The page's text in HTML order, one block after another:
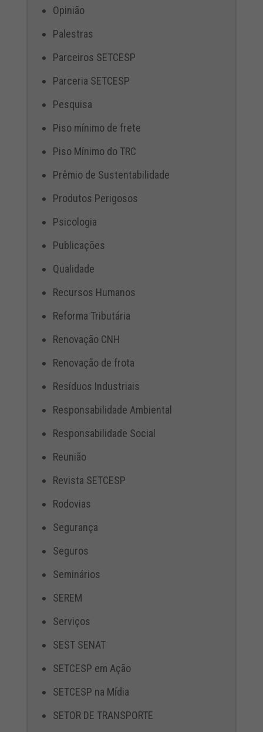
Opinião
Palestras
Parceiros SETCESP
Parceria SETCESP
Pesquisa
Piso mínimo de frete
Piso Mínimo do TRC
Prêmio de Sustentabilidade
Produtos Perigosos
Psicologia
Publicações
Qualidade
Recursos Humanos
Reforma Tributária
Renovação CNH
Renovação de frota
Resíduos Industriais
Responsabilidade Ambiental
Responsabilidade Social
Reunião
Revista SETCESP
Rodovias
Segurança
Seguros
Seminários
SEREM
Serviços
SEST SENAT
SETCESP em Ação
SETCESP na Mídia
SETOR DE TRANSPORTE